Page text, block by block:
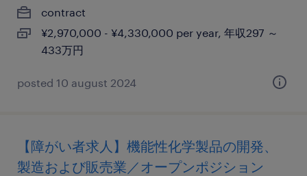
contract
¥2,970,000 - ¥4,330,000 per year, 年収297 ～
433万円
posted 10 august 2024
【障がい者求人】機能性化学製品の開発、
製造および販売業／オープンポジション